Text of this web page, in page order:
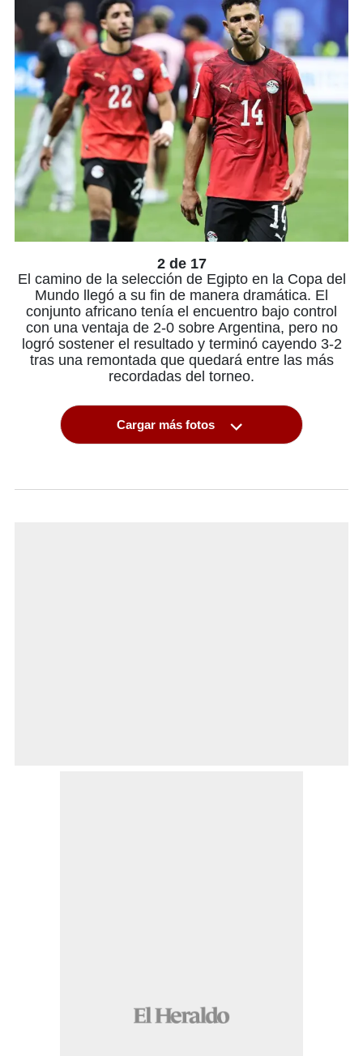
2 de 17
El camino de la selección de Egipto en la Copa del
Mundo llegó a su fin de manera dramática. El
conjunto africano tenía el encuentro bajo control
con una ventaja de 2-0 sobre Argentina, pero no
logró sostener el resultado y terminó cayendo 3-2
tras una remontada que quedará entre las más
recordadas del torneo.
Cargar más fotos